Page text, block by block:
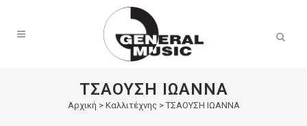
ΤΣΑΟΥΣΗ ΙΩΑΝΝΑ
Αρχική > Καλλιτέχνης > ΤΣΑΟΥΣΗ ΙΩΑΝΝΑ